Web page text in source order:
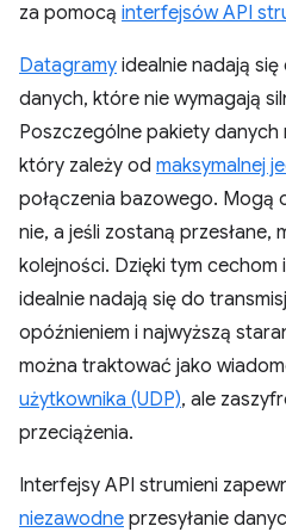
za pomocą interfejsów API
Datagramy idealnie nadają się
danych, które nie wymagają
Poszczególne pakiety danych
który zależy od maksymalnej
połączenia bazowego. Mogą
nie, a jeśli zostaną
kolejności. Dzięki tym
idealnie nadają się do
opóźnieniem i najwyższą
można traktować jako
użytkownika (UDP), ale
przeciążenia.
Interfejsy API strumieni
niezawodne przesyłanie